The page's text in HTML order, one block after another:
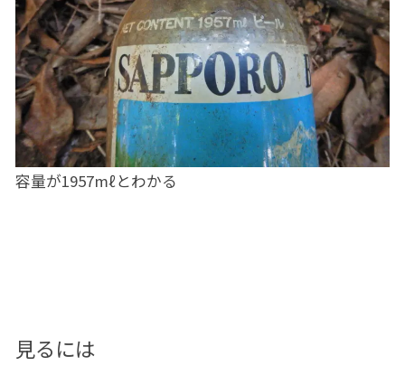
容量が1957mℓとわかる
見るには